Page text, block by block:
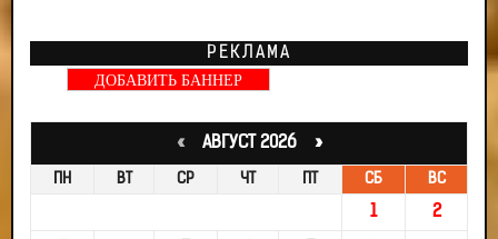
РЕКЛАМА
ДОБАВИТЬ БАННЕР
«АВГУСТ 2026 »
ПН ВТ СР ЧТ ПТ СБ ВС
1 2